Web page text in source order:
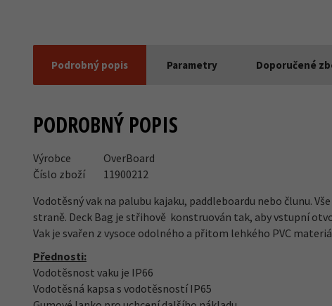
Další 4
Podrobný popis Parametry Doporučené
PODROBNÝ POPIS
Výrobce
OverBoard
Číslo zboží
11900212
Vodotěsný vak na palubu kajaku, paddleboardu nebo člunu.
straně. Deck Bag je střihově konstruován tak, aby vstupní
Vak je svařen z vysoce odolného a přitom lehkého PVC
Přednosti:
Vodotěsnost vaku je IP66
Vodotěsná kapsa s vodotěsností IP65